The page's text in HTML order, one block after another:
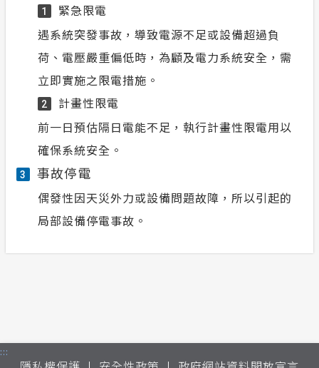
1
緊急限電
遇系統突發事故，導致電源不足或設備超過負
荷、電壓嚴重偏低時，為顧及電力系統安全，需
立即實施之限電措施。
2
計畫性限電
前一日預估隔日電能不足，執行計畫性限電用以
確保系統安全。
3 事故停電
偶發性因天災外力或設備問題故障，所以引起的
局部設備停電事故。
:::